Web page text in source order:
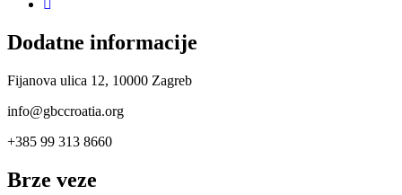
Dodatne informacije
Fijanova ulica 12, 10000 Zagreb
info@gbccroatia.org
+385 99 313 8660
Brze veze